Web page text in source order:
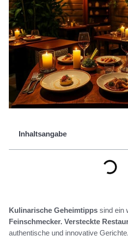
Inhaltsangabe
Kulinarische Geheimtipps sind ein
Feinschmecker. Versteckte
authentische und innovative